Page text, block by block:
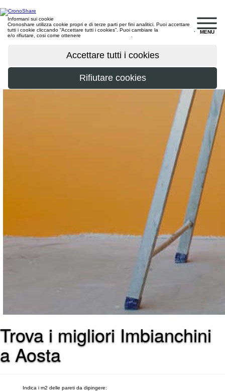
MENU
Informani sui cookie
Cronoshare utilizza cookie propri e di terze parti per fini analitici. Puoi accettare
tutti i cookie cliccando “Accettare tutti i cookies”. Puoi cambiare la
e/o rifiutare, cosi come ottenere
Trova i migliori Imbianchini
a Aosta
Indica i m2 delle pareti da dipingere: